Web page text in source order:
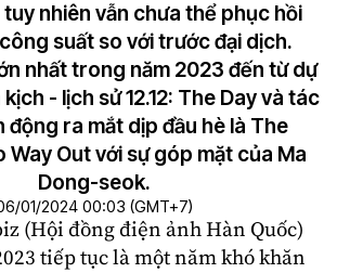
nhiên vẫn chưa thể phục hồi
suất so với trước đại dịch.
nhất trong năm 2023 đến từ dự
- lịch sử 12.12: The Day và tác
động ra mắt dịp đầu hè là The
Way Out với sự góp mặt của Ma
Dong-seok.
01/2024 00:03 (GMT+7)
(Hội đồng điện ảnhHàn Quốc)
tiếp tục là một năm khó khăn